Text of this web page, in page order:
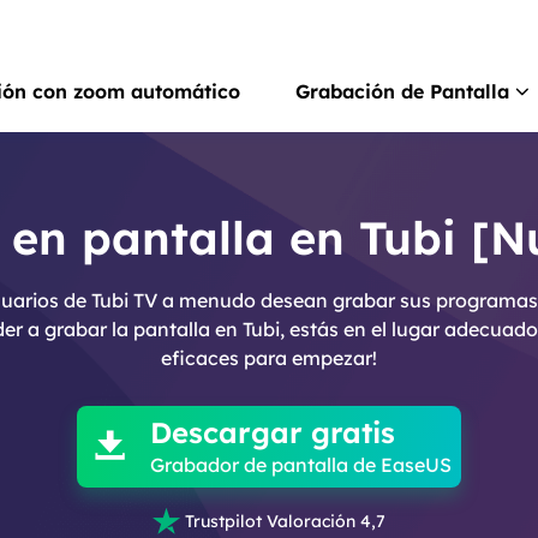
con zoom automático Grabación de Pantalla
pantalla en Tubi
de Tubi TV a menudo desean grabar sus
a grabar la pantalla en Tubi, estás en el lugar
eficaces para empezar!
 Descargar gratis
Grabador de pantalla de EaseUS
 Trustpilot Valoración 4,7